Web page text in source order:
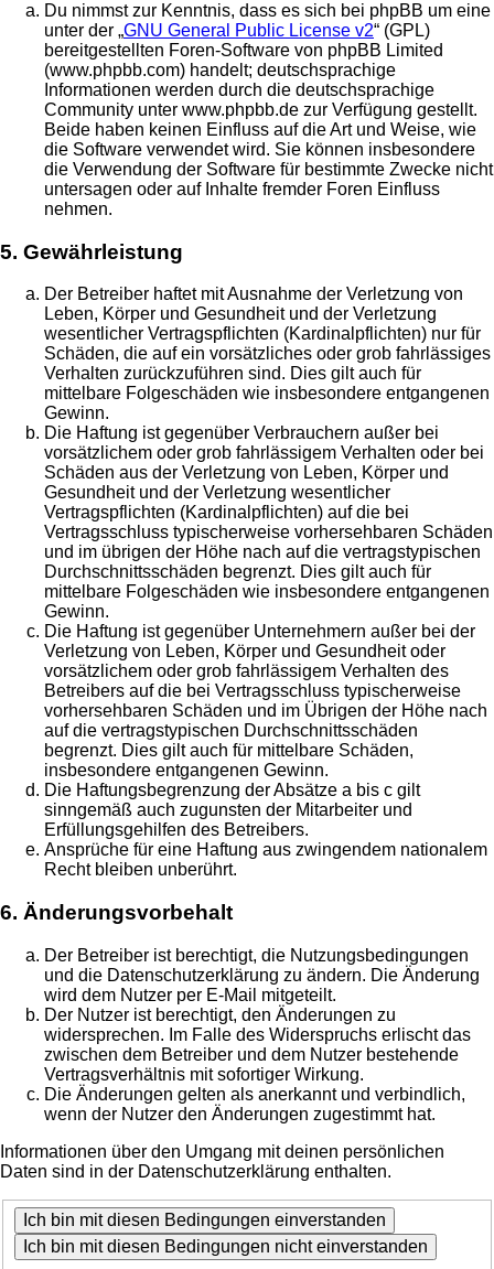
Du nimmst zur Kenntnis, dass es sich bei phpBB um eine
unter der „GNU General Public License v2“ (GPL)
bereitgestellten Foren-Software von phpBB Limited
(www.phpbb.com) handelt; deutschsprachige
Informationen werden durch die deutschsprachige
Community unter www.phpbb.de zur Verfügung gestellt.
Beide haben keinen Einfluss auf die Art und Weise, wie
die Software verwendet wird. Sie können insbesondere
die Verwendung der Software für bestimmte Zwecke nicht
untersagen oder auf Inhalte fremder Foren Einfluss
nehmen.
5. Gewährleistung
Der Betreiber haftet mit Ausnahme der Verletzung von
Leben, Körper und Gesundheit und der Verletzung
wesentlicher Vertragspflichten (Kardinalpflichten) nur für
Schäden, die auf ein vorsätzliches oder grob fahrlässiges
Verhalten zurückzuführen sind. Dies gilt auch für
mittelbare Folgeschäden wie insbesondere entgangenen
Gewinn.
Die Haftung ist gegenüber Verbrauchern außer bei
vorsätzlichem oder grob fahrlässigem Verhalten oder bei
Schäden aus der Verletzung von Leben, Körper und
Gesundheit und der Verletzung wesentlicher
Vertragspflichten (Kardinalpflichten) auf die bei
Vertragsschluss typischerweise vorhersehbaren Schäden
und im übrigen der Höhe nach auf die vertragstypischen
Durchschnittsschäden begrenzt. Dies gilt auch für
mittelbare Folgeschäden wie insbesondere entgangenen
Gewinn.
Die Haftung ist gegenüber Unternehmern außer bei der
Verletzung von Leben, Körper und Gesundheit oder
vorsätzlichem oder grob fahrlässigem Verhalten des
Betreibers auf die bei Vertragsschluss typischerweise
vorhersehbaren Schäden und im Übrigen der Höhe nach
auf die vertragstypischen Durchschnittsschäden
begrenzt. Dies gilt auch für mittelbare Schäden,
insbesondere entgangenen Gewinn.
Die Haftungsbegrenzung der Absätze a bis c gilt
sinngemäß auch zugunsten der Mitarbeiter und
Erfüllungsgehilfen des Betreibers.
Ansprüche für eine Haftung aus zwingendem nationalem
Recht bleiben unberührt.
6. Änderungsvorbehalt
Der Betreiber ist berechtigt, die Nutzungsbedingungen
und die Datenschutzerklärung zu ändern. Die Änderung
wird dem Nutzer per E-Mail mitgeteilt.
Der Nutzer ist berechtigt, den Änderungen zu
widersprechen. Im Falle des Widerspruchs erlischt das
zwischen dem Betreiber und dem Nutzer bestehende
Vertragsverhältnis mit sofortiger Wirkung.
Die Änderungen gelten als anerkannt und verbindlich,
wenn der Nutzer den Änderungen zugestimmt hat.
Informationen über den Umgang mit deinen persönlichen
Daten sind in der Datenschutzerklärung enthalten.